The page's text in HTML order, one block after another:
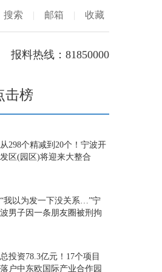
搜索 | 邮箱 | 收藏
报料热线：81850000
击榜
从298个精减到20个！宁波开
发区(园区)将迎来大整合
“我以为发一下没关系…”宁
波男子因一条朋友圈被刑拘
总投资78.3亿元！17个项目
落户中东欧国际产业合作园